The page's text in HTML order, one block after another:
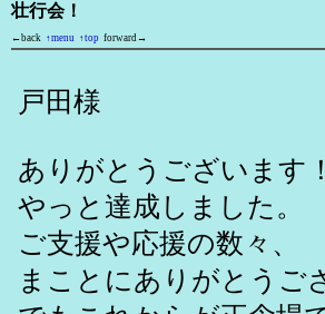
壮行会！
←back ↑menu ↑top forward→
戸田様
ありがとうございます！
やっと達成しました。
ご支援や応援の数々、
まことにありがとうご